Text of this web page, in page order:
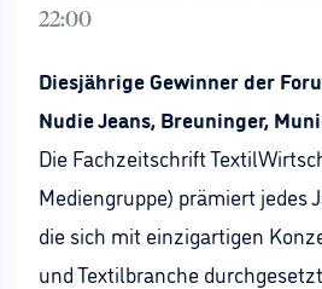
22:00
Diesjährige Gewinner der
Nudie Jeans, Breuninger,
Die Fachzeitschrift
Mediengruppe) prämiert jedes
die sich mit einzigartigen
und Textilbranche